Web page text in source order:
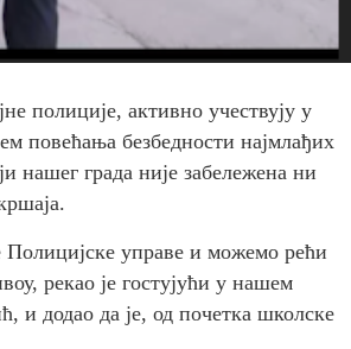
полиције, активно учествују у
повећања безбедности најмлађих
нашег града није забележена ни
Полицијске управе и можемо рећи
рекао је гостујући у нашем
и додао да је, од почетка школске